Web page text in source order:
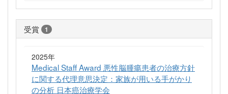
受賞 1
2025年
Medical Staff Award 悪性脳腫瘍患者の治療方針
に関する代理意思決定：家族が用いる手がかり
の分析 日本癌治療学会